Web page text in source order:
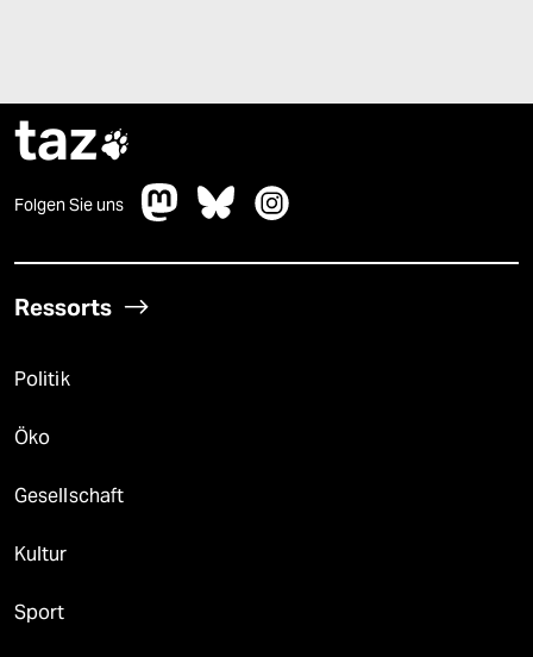
taz
Folgen Sie uns
Ressorts
Politik
Öko
Gesellschaft
Kultur
Sport